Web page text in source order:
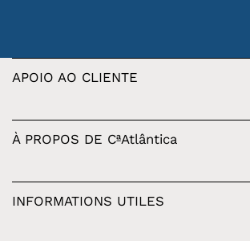
APOIO AO CLIENTE
À PROPOS DE CªAtlântica
INFORMATIONS UTILES